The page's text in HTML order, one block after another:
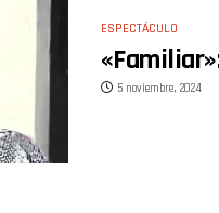
ESPECTÁCULO
5 noviembre, 2024